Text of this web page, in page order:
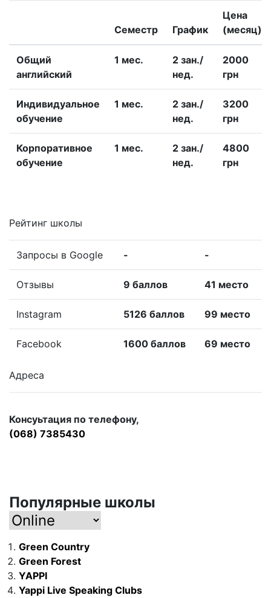
Семестр График
Цена
(месяц)
Общий
английский
1 меc.
2 зан./
нед.
2000
грн
Индивидуальное
обучение
1 меc.
2 зан./
нед.
3200
грн
Корпоративное
обучение
1 меc.
2 зан./
нед.
4800
грн
Рейтинг школы
Запросы в Google - -
Отзывы 9 баллов 41 место
Instagram 5126 баллов 99 место
Facebook 1600 баллов 69 место
Адреса
Консуьтация по телефону,
(068) 7385430
Популярные школы
Green Country
Green Forest
YAPPI
Yappi Live Speaking Clubs